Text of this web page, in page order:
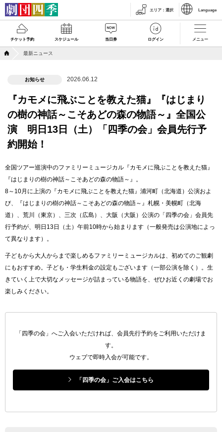
エリア ： 選択 Language
チケット予約 スケジュール 当日券 ログイン メニュー
最新ニュース
お知らせ 2026.06.12
『カモメに飛ぶことを教えた猫』『はじまり
の樹の神話～こそあどの森の物語～』全国公
演 明日13日（土）「四季の会」会員先行予
約開始！
全国ツアー巡演中のファミリーミュージカル『カモメに飛ぶことを教えた猫』
『はじまりの樹の神話～こそあどの森の物語～』。
8～10月に上演の『カモメに飛ぶことを教えた猫』浦河町（北海道）公演およ
び、『はじまりの樹の神話～こそあどの森の物語～』札幌・美幌町（北海
道）、荒川（東京）、三次（広島）、大阪（大阪）公演の「四季の会」会員先
行予約が、明日13日（土）午前10時から始まります（一般発売は公演地によっ
て異なります）。
子どもから大人からまで楽しめるファミリーミュージカルは、初めてのご観劇
にもおすすめ。子ども・学生料金の設定もございます（一部公演を除く）。生
きていく上で大切なメッセージが詰まっている物語を、ぜひお近くの劇場でお
楽しみください。
「四季の会」へご入会いただければ、会員先行予約をご利用いただけま
す。
ウェブで即時入会が可能です。
「四季の会」ご入会はこちら